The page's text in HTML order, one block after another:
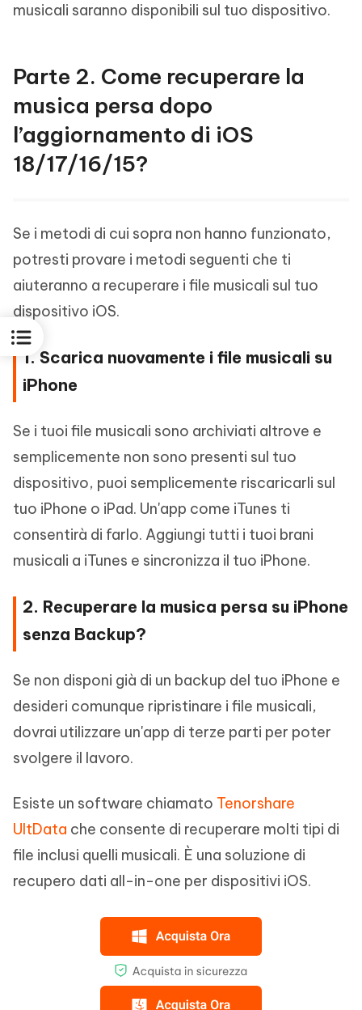
musicali saranno disponibili sul tuo dispositivo.
Parte 2. Come recuperare la
musica persa dopo
l’aggiornamento di iOS
18/17/16/15?
Se i metodi di cui sopra non hanno funzionato,
potresti provare i metodi seguenti che ti
aiuteranno a recuperare i file musicali sul tuo
dispositivo iOS.
1. Scarica nuovamente i file musicali su
iPhone
Se i tuoi file musicali sono archiviati altrove e
semplicemente non sono presenti sul tuo
dispositivo, puoi semplicemente riscaricarli sul
tuo iPhone o iPad. Un'app come iTunes ti
consentirà di farlo. Aggiungi tutti i tuoi brani
musicali a iTunes e sincronizza il tuo iPhone.
2. Recuperare la musica persa su iPhone
senza Backup?
Se non disponi già di un backup del tuo iPhone e
desideri comunque ripristinare i file musicali,
dovrai utilizzare un'app di terze parti per poter
svolgere il lavoro.
Esiste un software chiamato Tenorshare
UltData che consente di recuperare molti tipi di
file inclusi quelli musicali. È una soluzione di
recupero dati all-in-one per dispositivi iOS.